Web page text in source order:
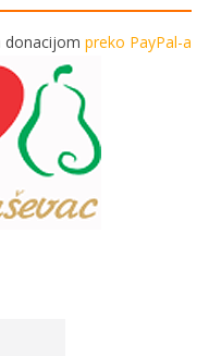
donacijom preko PayPal-a